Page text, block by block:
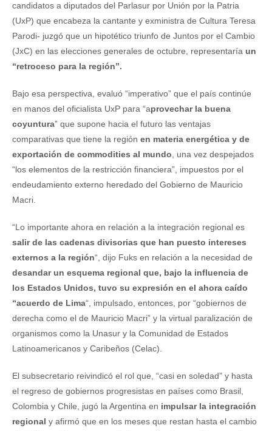
candidatos a diputados del Parlasur por Unión por la Patria
(UxP) que encabeza la cantante y exministra de Cultura Teresa
Parodi- juzgó que un hipotético triunfo de Juntos por el Cambio
(JxC) en las elecciones generales de octubre, representaría un
“retroceso para la región”.
Bajo esa perspectiva, evaluó “imperativo” que el país continúe
en manos del oficialista UxP para “aprovechar la buena
coyuntura” que supone hacia el futuro las ventajas
comparativas que tiene la región en materia energética y de
exportación de commodities al mundo, una vez despejados
“los elementos de la restricción financiera”, impuestos por el
endeudamiento externo heredado del Gobierno de Mauricio
Macri.
“Lo importante ahora en relación a la integración regional es
salir de las cadenas divisorias que han puesto intereses
externos a la región“, dijo Fuks en relación a la necesidad de
desandar un esquema regional que, bajo la influencia de
los Estados Unidos, tuvo su expresión en el ahora caído
“acuerdo de Lima“, impulsado, entonces, por “gobiernos de
derecha como el de Mauricio Macri” y la virtual paralización de
organismos como la Unasur y la Comunidad de Estados
Latinoamericanos y Caribeños (Celac).
El subsecretario reivindicó el rol que, “casi en soledad” y hasta
el regreso de gobiernos progresistas en países como Brasil,
Colombia y Chile, jugó la Argentina en impulsar la integración
regional y afirmó que en los meses que restan hasta el cambio